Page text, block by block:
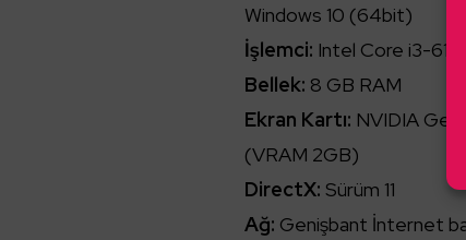
Windows 10 (64bit)
İşlemci: Intel Core i3-6100
Bellek: 8 GB RAM
Ekran Kartı: NVIDIA
(VRAM 2GB)
DirectX: Sürüm 11
Ağ: Genişbant İnternet